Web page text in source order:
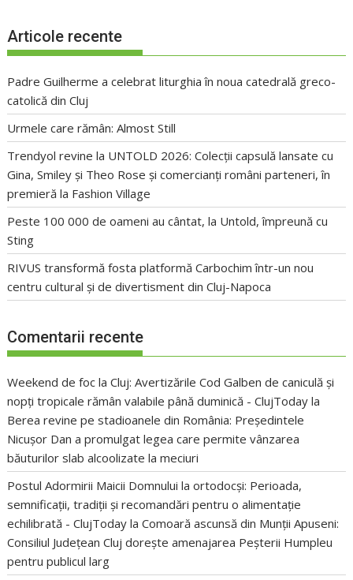
Articole recente
Padre Guilherme a celebrat liturghia în noua catedrală greco-
catolică din Cluj
Urmele care rămân: Almost Still
Trendyol revine la UNTOLD 2026: Colecții capsulă lansate cu
Gina, Smiley și Theo Rose și comercianți români parteneri, în
premieră la Fashion Village
Peste 100 000 de oameni au cântat, la Untold, împreună cu
Sting
RIVUS transformă fosta platformă Carbochim într-un nou
centru cultural și de divertisment din Cluj-Napoca
Comentarii recente
Weekend de foc la Cluj: Avertizările Cod Galben de caniculă și
nopți tropicale rămân valabile până duminică - ClujToday la
Berea revine pe stadioanele din România: Președintele
Nicușor Dan a promulgat legea care permite vânzarea
băuturilor slab alcoolizate la meciuri
Postul Adormirii Maicii Domnului la ortodocși: Perioada,
semnificații, tradiții și recomandări pentru o alimentație
echilibrată - ClujToday laComoară ascunsă din Munții Apuseni:
Consiliul Județean Cluj dorește amenajarea Peșterii Humpleu
pentru publicul larg